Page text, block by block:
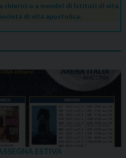
chierici o a membri di Istituti di vita
di vita apostolica.
ESTIVA